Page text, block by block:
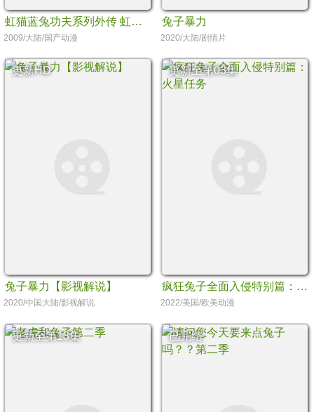
虹猫蓝兔功夫系列外传 虹猫蓝兔阿木星
2009/大陆/国产动漫
兔子暴力
2020/大陆/剧情片
更新HD
兔子暴力【影视解说】
2020/中国大陆/影视解说
更新至第03集
疯狂兔子全面入侵特别篇：火星任务
2022/美国/欧美动漫
更新至第13集 已完结